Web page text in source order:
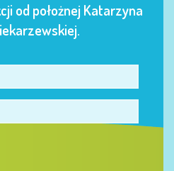
od położnej Katarzyna